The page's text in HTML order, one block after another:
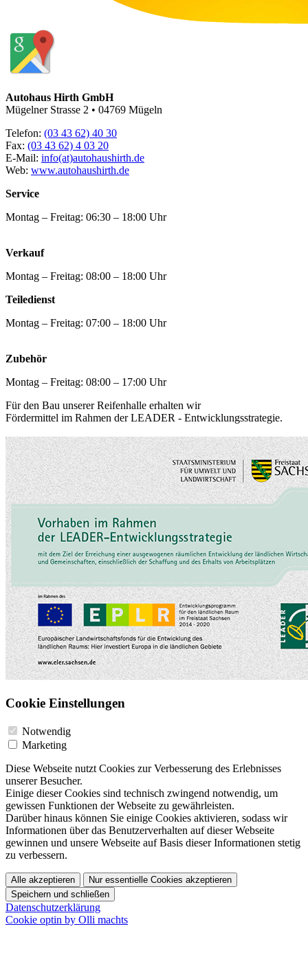
Autohaus Hirth GmbH
Mügelner Strasse 2 • 04769 Mügeln
Telefon: (03 43 62) 40 30
Fax: (03 43 62) 4 03 20
E-Mail: info(at)autohaushirth.de
Web: www.autohaushirth.de
Service
Montag – Freitag: 06:30 – 18:00 Uhr
Verkauf
Montag – Freitag: 08:00 – 18:00 Uhr
Teiledienst
Montag – Freitag: 07:00 – 18:00 Uhr
Zubehör
Montag – Freitag: 08:00 – 17:00 Uhr
Für den Bau unserer Reifenhalle erhalten wir
Fördermittel im Rahmen der LEADER - Entwicklungsstrategie.
Cookie Einstellungen
Notwendig
Marketing
Diese Webseite nutzt Cookies zur Verbesserung des Erlebnisses
unserer Besucher.
Einige dieser Cookies sind technisch zwingend notwendig, um
gewissen Funktionen der Webseite zu gewährleisten.
Darüber hinaus können Sie einige Cookies aktivieren, sodass wir
Informationen über das Benutzerverhalten auf dieser Webseite
gewinnen und unsere Webseite auf Basis dieser Informationen stetig
zu verbessern.
Alle akzeptieren
Nur essentielle Cookies akzeptieren
Speichern und schließen
Datenschutzerklärung
Cookie optin by Olli machts